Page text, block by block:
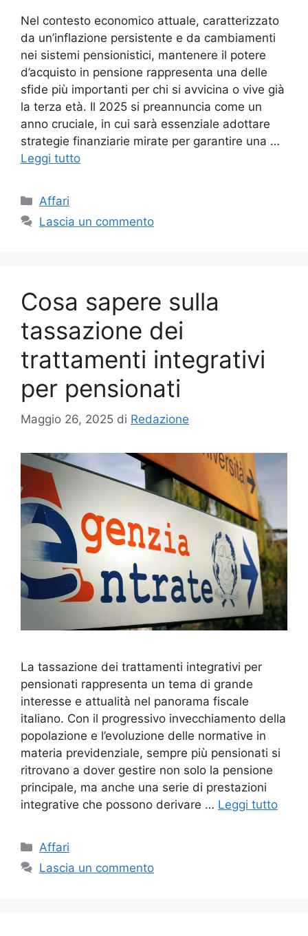
Nel contesto economico attuale, caratterizzato
da un’inflazione persistente e da cambiamenti
nei sistemi pensionistici, mantenere il potere
d’acquisto in pensione rappresenta una delle
sfide più importanti per chi si avvicina o vive già
la terza età. Il 2025 si preannuncia come un
anno cruciale, in cui sarà essenziale adottare
strategie finanziarie mirate per garantire una …
Leggi tutto
Categorie
Affari
Lascia un commento
Cosa sapere sulla
tassazione dei
trattamenti integrativi
per pensionati
Maggio 26, 2025 di Redazione
La tassazione dei trattamenti integrativi per
pensionati rappresenta un tema di grande
interesse e attualità nel panorama fiscale
italiano. Con il progressivo invecchiamento della
popolazione e l’evoluzione delle normative in
materia previdenziale, sempre più pensionati si
ritrovano a dover gestire non solo la pensione
principale, ma anche una serie di prestazioni
integrative che possono derivare … Leggi tutto
Categorie
Affari
Lascia un commento